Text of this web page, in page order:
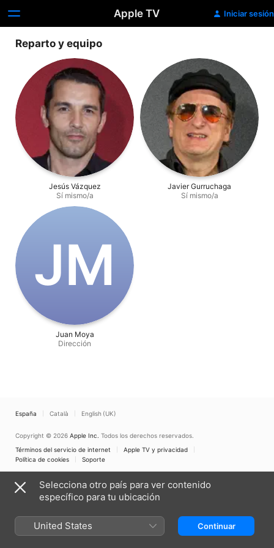
Apple TV Iniciar sesión
Reparto y equipo
Jesús Vázquez
Sí mismo/a
Javier Gurruchaga
Sí mismo/a
J‌M
Juan Moya
Dirección
España Català English (UK)
Copyright © 2026 Apple Inc. Todos los derechos reservados.
Términos del servicio de internet
Apple TV y privacidad
Política de cookies
Soporte
Selecciona otro país para ver contenido
específico para tu ubicación
United States Continuar